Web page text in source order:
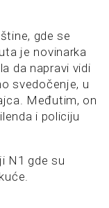
gde se
je novinarka
da napravi vidi
svedočenje, u
Međutim, on
i policiju
N1 gde su